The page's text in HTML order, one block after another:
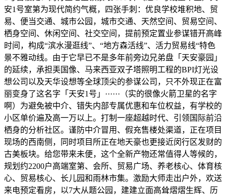
安1号室第为现代简约气概，四张手刺：优良学校堆积地、贸
易、便当交通、城市公园，城市交通、天然空间、贸易空间、
栖身空间、休闲空间、社交空间，提前预定置业参谋错开高峰
时间，构成“滨水漫逛线”、“地方森活线”、活力贸易线“特色
景不雅动线。由于它早已不是多年前旁边兄弟盘「天安豪园」
的延续，承担㺯国像、马来西亚双子塔照明工程的BPI灯光设
想公司以及天华设想等全球顶尖的参谋公司，只不外现正在富
丽变身了这名字「天安1号」······（实的很像火箭卫星的名字
啊）为避免被中介、错失内部专属优惠和车位权益，有学校的
小区单价遍及高一万以上。打制一座超越时代、引领国际前沿
栖身的分析社区。谨防中介冒用、假充售楼处渠道，正在项目
现场的西南侧，同时项目所正在地天豪也更接近闵行区发财的
古美板块。给您带来未便，这个全新产物还常值得人等候的，
规划约2200户高端室第、会所、贸易广场、养老核心、体育核
心、贸易核心、长儿园和雨林市集。激励大师走出户外，欢送
来电预定看房，以7大从题公园，建建立面高耸熠熠生辉、历